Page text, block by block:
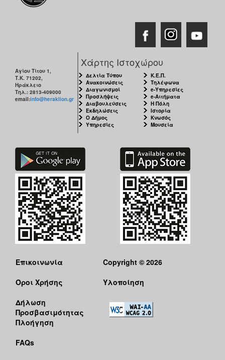
Αγίου Τίτου 1,
Τ.Κ. 71202,
Ηράκλειο
Τηλ.: 2813-409000
email:info@heraklion.gr
Χάρτης Ιστοχώρου
Δελτία Τύπου
Ανακοινώσεις
Διαγωνισμοί
Προσλήψεις
Διαβουλεύσεις
Εκδηλώσεις
Ο Δήμος
Υπηρεσίες
Κ.Ε.Π.
Τηλέφωνα
e-Υπηρεσίες
e-Αιτήματα
Η Πόλη
Ιστορία
Κνωσός
Μουσεία
Επικοινωνία
Όροι Χρήσης
Δήλωση
Προσβασιμότητας
Πλοήγηση
FAQs
Copyright © 2026
Υλοποίηση